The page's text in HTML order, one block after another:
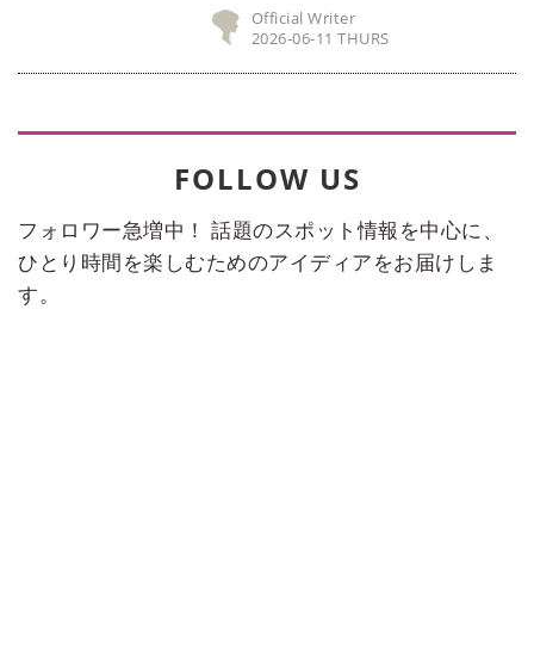
Official Writer
2026-06-11 THURS
FOLLOW US
フォロワー急増中！ 話題のスポット情報を中心に、
ひとり時間を楽しむためのアイディアをお届けしま
す。